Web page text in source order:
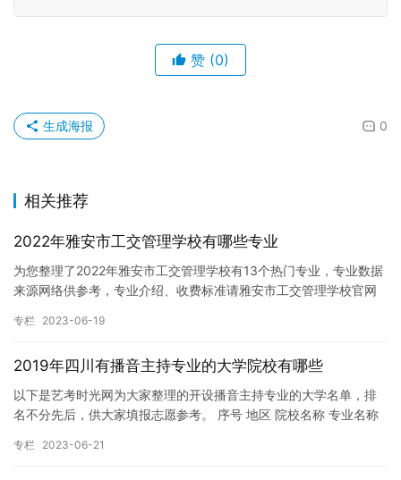
赞 (0)
0
生成海报
相关推荐
2022年雅安市工交管理学校有哪些专业
为您整理了2022年雅安市工交管理学校有13个热门专业，专业数据
来源网络供参考，专业介绍、收费标准请雅安市工交管理学校官网
专栏 2023-06-19
2019年四川有播音主持专业的大学院校有哪些
以下是艺考时光网为大家整理的开设播音主持专业的大学名单，排
名不分先后，供大家填报志愿参考。 序号 地区 院校名称 专业名称
专栏 2023-06-21